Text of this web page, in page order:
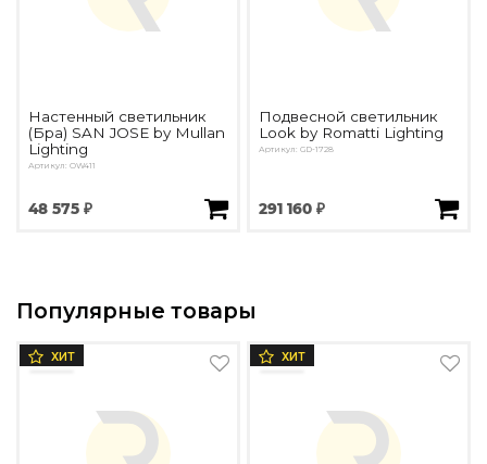
Настенный светильник
(Бра) SAN JOSE by Mullan
Lighting
Артикул: OW411
48 575 ₽
Подвесной светильник
Look by Romatti Lighting
Артикул: GD-1728
291 160 ₽
Популярные товары
ХИТ ХИТ